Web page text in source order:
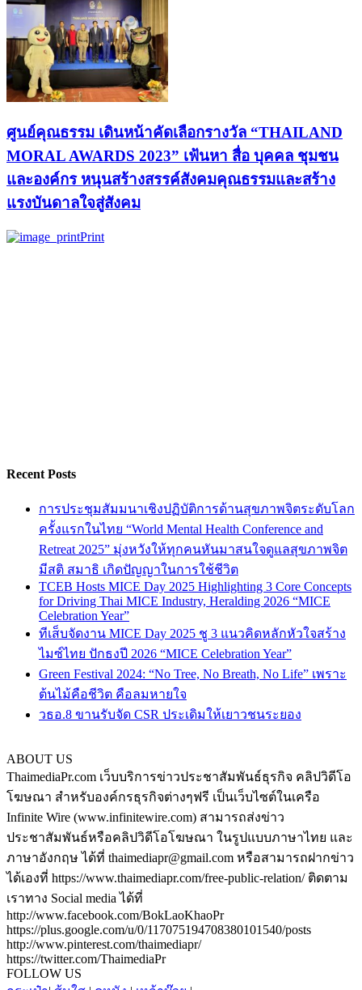
ศูนย์คุณธรรม เดินหน้าคัดเลือกรางวัล “THAILAND
MORAL AWARDS 2023” เฟ้นหา สื่อ บุคคล ชุมชน
และองค์กร หนุนสร้างสรรค์สังคมคุณธรรมและสร้าง
แรงบันดาลใจสู่สังคม
Print
Recent Posts
การประชุมสัมมนาเชิงปฏิบัติการด้านสุขภาพจิตระดับโลก
ครั้งแรกในไทย “World Mental Health Conference and
Retreat 2025” มุ่งหวังให้ทุกคนหันมาสนใจดูแลสุขภาพจิต
มีสติ สมาธิ เกิดปัญญาในการใช้ชีวิต
TCEB Hosts MICE Day 2025 Highlighting 3 Core Concepts
for Driving Thai MICE Industry, Heralding 2026 “MICE
Celebration Year”
ทีเส็บจัดงาน MICE Day 2025 ชู 3 แนวคิดหลักหัวใจสร้าง
ไมซ์ไทย ปักธงปี 2026 “MICE Celebration Year”
Green Festival 2024: “No Tree, No Breath, No Life” เพราะ
ต้นไม้คือชีวิต คือลมหายใจ
วธอ.8 ขานรับจัด CSR ประเดิมให้เยาวชนระยอง
ABOUT US
ThaimediaPr.com เว็บบริการข่าวประชาสัมพันธ์ธุรกิจ คลิปวิดีโอ
โฆษณา สำหรับองค์กรธุรกิจต่างๆฟรี เป็นเว็บไซต์ในเครือ
Infinite Wire (www.infinitewire.com) สามารถส่งข่าว
ประชาสัมพันธ์หรือคลิปวิดีโอโฆษณา ในรูปแบบภาษาไทย และ
ภาษาอังกฤษ ได้ที่ thaimediapr@gmail.com หรือสามารถฝากข่าว
ได้เองที่ https://www.thaimediapr.com/free-public-relation/ ติดตาม
เราทาง Social media ได้ที่
http://www.facebook.com/BokLaoKhaoPr
https://plus.google.com/u/0/117075194708380101540/posts
http://www.pinterest.com/thaimediapr/
https://twitter.com/ThaimediaPr
FOLLOW US